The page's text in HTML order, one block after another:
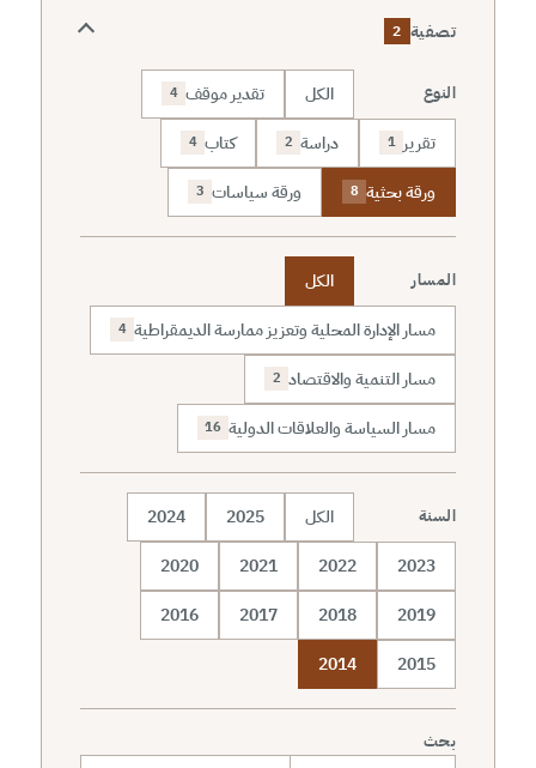
تصفية 2
النوع الكل تقدير موقف 4
تقرير 1 دراسة 2 كتاب 4
ورقة بحثية 8 ورقة سياسات 3
المسار
الكل
مسار الإدارة المحلية وتعزيز ممارسة الديمقراطية 4
مسار التنمية والاقتصاد 2
مسار السياسة والعلاقات الدولية 16
السنة الكل 2025
2024
2023
2022
2021
2020
2019
2018
2017
2016
2015
2014
بحث